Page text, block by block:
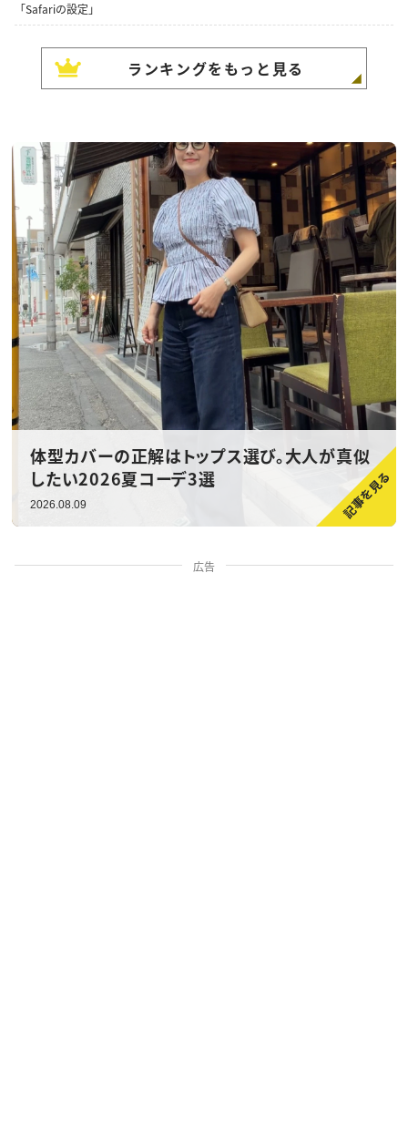
「Safariの設定」
ランキングをもっと見る
体型カバーの正解はトップス選び。大人が真似
したい2026夏コーデ3選
2026.08.09
広告